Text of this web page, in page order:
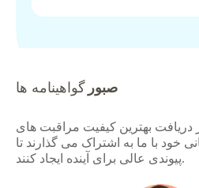
صبور گواهینامه ها
دریافت بهترین کیفیت مراقبت های
خود با ما به اشتراک می گذارند تا
پیوندی عالی برای آینده ایجاد کنند.